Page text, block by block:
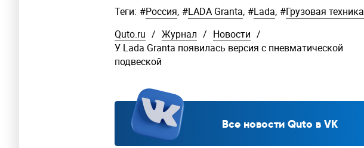
Теги: #Россия, #LADA Granta, #Lada, #Грузовая техника
Quto.ru / Журнал / Новости /
У Lada Granta появилась версия с пневматической
подвеской
Все новости Quto в VK